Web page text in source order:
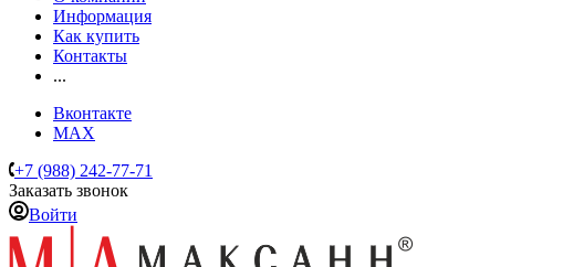
Информация
Как купить
Контакты
...
Вконтакте
MAX
+7 (988) 242-77-71
Заказать звонок
Войти